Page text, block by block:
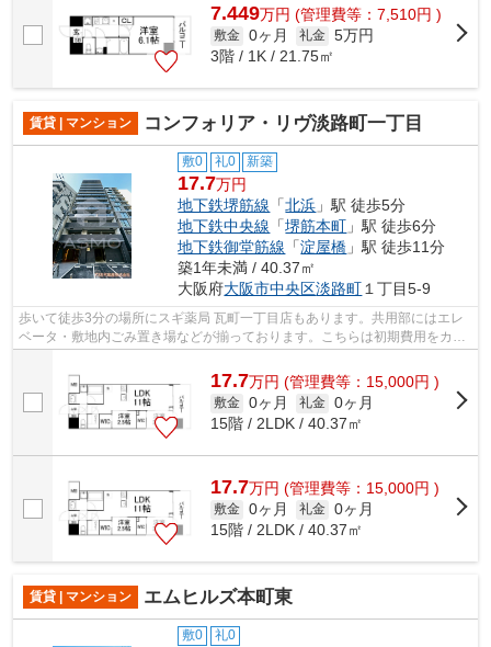
7.449万円 (管理費等：7,510円 )
敷金 0ヶ月 礼金 5万円
3階 / 1K / 21.75㎡
賃貸 | マンション コンフォリア・リヴ淡路町一丁目
敷0 礼0 新築
17.7万円
地下鉄堺筋線 「北浜 」駅 徒歩5分
地下鉄中央線 「堺筋本町 」駅 徒歩6分
地下鉄御堂筋線 「淀屋橋 」駅 徒歩11分
築1年未満 / 40.37㎡
大阪府大阪市中央区淡路町 １丁目5-9
歩いて徒歩3分の場所にスギ薬局 瓦町一丁目店もあります。共用部にはエレ
ベータ・敷地内ごみ置き場などが揃っております。こちらは初期費用をカー
ドでお支払いいただけるマンションで...
17.7万円 (管理費等：15,000円 )
敷金 0ヶ月 礼金 0ヶ月
15階 / 2LDK / 40.37㎡
17.7万円 (管理費等：15,000円 )
敷金 0ヶ月 礼金 0ヶ月
15階 / 2LDK / 40.37㎡
賃貸 | マンション エムヒルズ本町東
敷0 礼0